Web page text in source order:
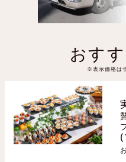
おす
※表示価格は